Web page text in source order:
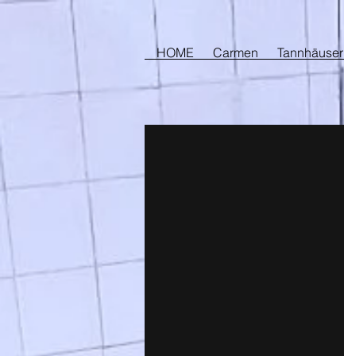
HOME Carmen Tannhäuser